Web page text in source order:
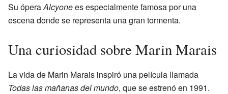
Su óperaAlcyonees especialmente famosa por una
escena donde se representa una gran tormenta.
Una curiosidad sobre Marin Marais
La vida de Marin Marais inspiró una película llamada
Todas las mañanas del mundo, que se estrenó en 1991.